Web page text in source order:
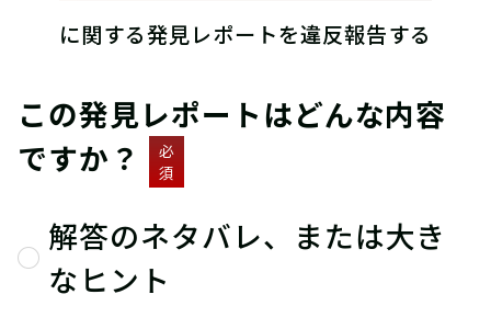
に関する発見レポートを違反報告する
この発見レポートはどんな内容
ですか？
必
須
解答のネタバレ、または大き
なヒント